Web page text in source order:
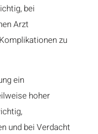
bei
Arzt
zu
ein
hoher
und bei Verdacht